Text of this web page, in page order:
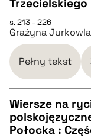
pobierz cytat
BIBTEX
pobierz cytat
Trzecielskiego
s. 213 - 226
Grażyna
Pełny tekst
CZYSTY TEKST
Wiersze na
Połocka :